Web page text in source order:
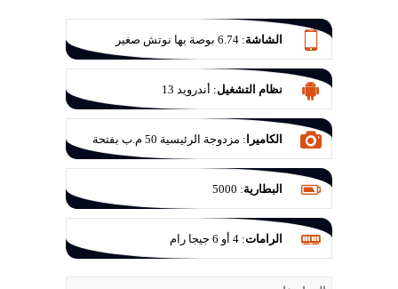
الشاشة: 6.74 بوصة بها نوتش صغير
نظام التشغيل: أندرويد 13
الكاميرا :
مزدوجة الرئيسية 50 م.ب بفتحة
عدسة F/1.7 والثانية للعزل 0.3 م.ب
البطارية:
5000
الرامات: 4 أو 6 جيجا رام